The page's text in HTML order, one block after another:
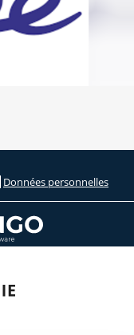
Données personnelles